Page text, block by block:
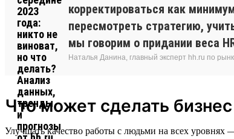
корректироваться как
пересмотреть стратегию,
мы говорим о придании веса
Наталья Данина, главный эксперт hh.ru по
Что может сделать
Улучшать качество работы с людьми на всех